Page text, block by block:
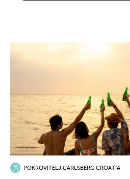
POKROVITELJ CARLSBERG CROATIA